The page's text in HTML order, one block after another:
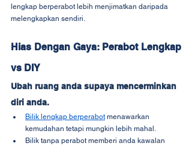
lengkap berperabot lebih menjimatkan daripada
melengkapkan sendiri.
Hias Dengan Gaya: Perabot Lengkap
vs DIY
Ubah ruang anda supaya mencerminkan
diri anda.
Bilik lengkap berperabot menawarkan
kemudahan tetapi mungkin lebih mahal.
Bilik tanpa perabot memberi anda kawalan